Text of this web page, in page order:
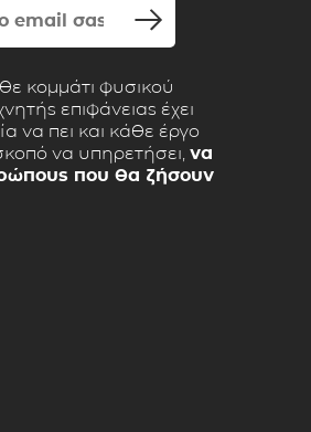
κομμάτι φυσικού
επιφάνειας έχει
να πει και κάθε έργο
να υπηρετήσει, να
που θα ζήσουν